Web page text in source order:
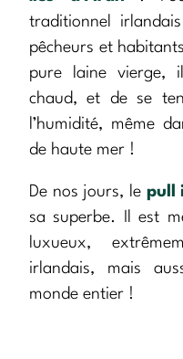
traditionnel
pêcheurs et
pure laine vierge,
chaud, et de se
l’humidité, même
de haute mer !
De nos jours, le pull
sa superbe. Il est
luxueux,
irlandais, mais
monde entier !